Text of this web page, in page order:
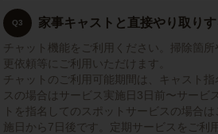
Q3 家事キャストと直接やり取り
チャット機能をご利用ください。掃除箇
更依頼等にご利用いただけます。
チャットのご利用可能期間は、キャスト
スの場合はサービス実施日3日前〜サービ
トを指名してのスポットサービスの場合
施日から7日後です。定期サービスをご利